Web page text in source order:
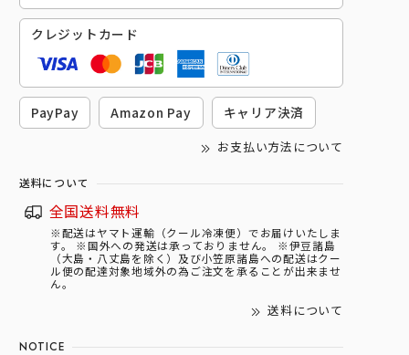
クレジットカード
PayPay Amazon Pay キャリア決済
お支払い方法について
送料について
全国送料無料
※配送はヤマト運輸（クール冷凍便）でお届けいたしま
す。 ※国外への発送は承っておりません。 ※伊豆諸島
（大島・八丈島を除く）及び小笠原諸島への配送はクー
ル便の配達対象地域外の為ご注文を承ることが出来ませ
ん。
送料について
NOTICE